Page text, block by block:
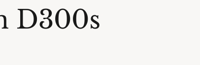
D300s